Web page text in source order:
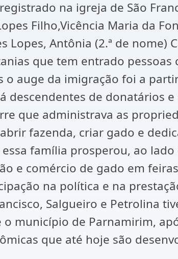
na igreja de São
Filho,Vicência Maria da
Lopes, Antônia (2.ª de nome)
que tem entrado
o auge da imigração foi a
descendentes de donatários
que administrava as
fazenda, criar gado e
família prosperou, ao
e comércio de gado em
na política e na
Salgueiro e Petrolina
município de Parnamirim,
que até hoje são